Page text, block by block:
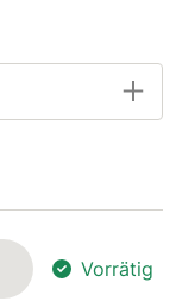
Vorrätig